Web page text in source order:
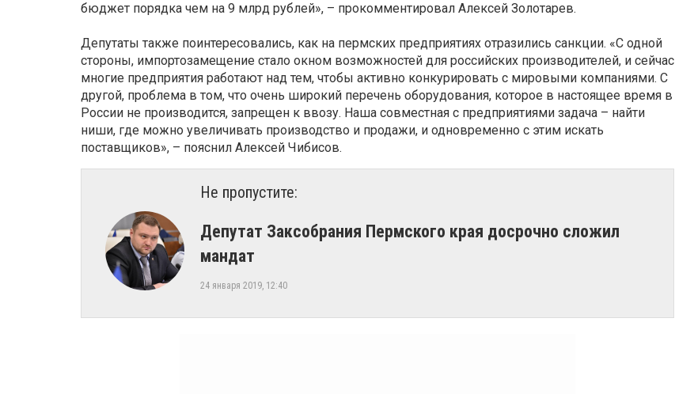
бюджет порядка чем на 9 млрд рублей», – прокомментировал Алексей Золотарев.
Депутаты также поинтересовались, как на пермских предприятиях отразились санкции. «С одной
стороны, импортозамещение стало окном возможностей для российских производителей, и сейчас
многие предприятия работают над тем, чтобы активно конкурировать с мировыми компаниями. С
другой, проблема в том, что очень широкий перечень оборудования, которое в настоящее время в
России не производится, запрещен к ввозу. Наша совместная с предприятиями задача – найти
ниши, где можно увеличивать производство и продажи, и одновременно с этим искать
поставщиков», – пояснил Алексей Чибисов.
Не пропустите:
Депутат Заксобрания Пермского края досрочно сложил
мандат
24 января 2019, 12:40